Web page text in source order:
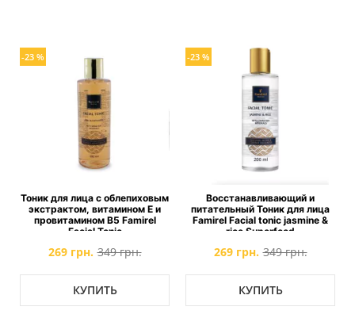
-23 %
Тоник для лица с облепиховым
экстрактом, витамином Е и
провитамином B5 Famirel
Facial Tonic
269 грн. 349 грн.
КУПИТЬ
-23 %
Восстанавливающий и
питательный Тоник для лица
Famirel Facial tonic jasmine &
rice Superfood
269 грн. 349 грн.
КУПИТЬ